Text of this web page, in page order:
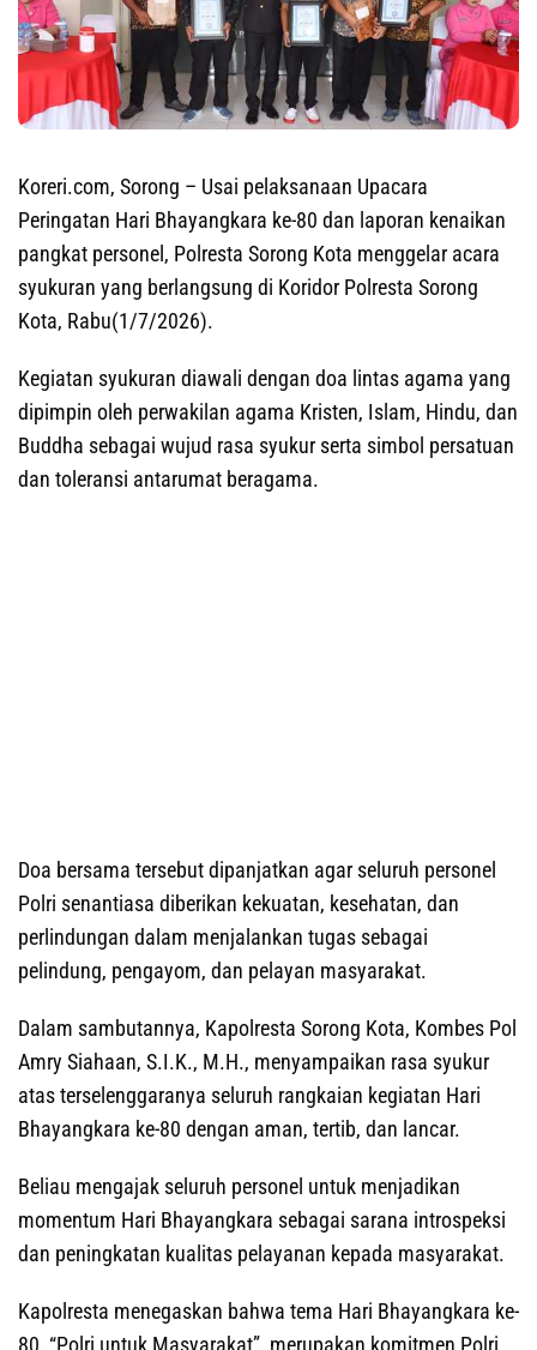
Koreri.com, Sorong – Usai pelaksanaan Upacara
Peringatan Hari Bhayangkara ke-80 dan laporan kenaikan
pangkat personel, Polresta Sorong Kota menggelar acara
syukuran yang berlangsung di Koridor Polresta Sorong
Kota, Rabu(1/7/2026).
Kegiatan syukuran diawali dengan doa lintas agama yang
dipimpin oleh perwakilan agama Kristen, Islam, Hindu, dan
Buddha sebagai wujud rasa syukur serta simbol persatuan
dan toleransi antarumat beragama.
Doa bersama tersebut dipanjatkan agar seluruh personel
Polri senantiasa diberikan kekuatan, kesehatan, dan
perlindungan dalam menjalankan tugas sebagai
pelindung, pengayom, dan pelayan masyarakat.
Dalam sambutannya, Kapolresta Sorong Kota, Kombes Pol
Amry Siahaan, S.I.K., M.H., menyampaikan rasa syukur
atas terselenggaranya seluruh rangkaian kegiatan Hari
Bhayangkara ke-80 dengan aman, tertib, dan lancar.
Beliau mengajak seluruh personel untuk menjadikan
momentum Hari Bhayangkara sebagai sarana introspeksi
dan peningkatan kualitas pelayanan kepada masyarakat.
Kapolresta menegaskan bahwa tema Hari Bhayangkara ke-
80, “Polri untuk Masyarakat”, merupakan komitmen Polri